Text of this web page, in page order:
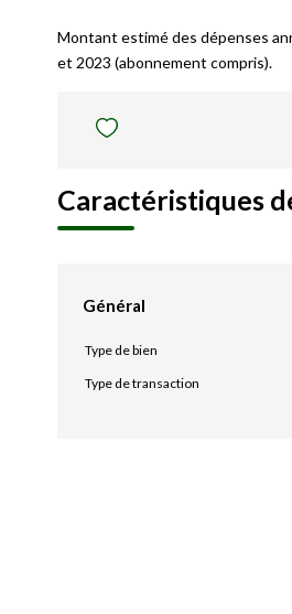
Montant estimé des dépenses
et 2023 (abonnement compris).
Caractéristiques
Général
Type de bien
Type de transaction